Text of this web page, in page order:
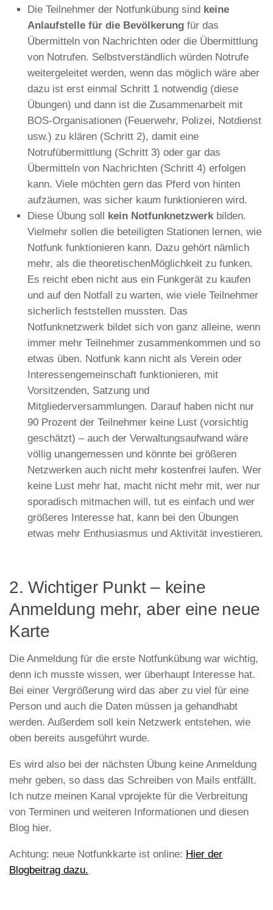
Die Teilnehmer der Notfunkübung sind keine
Anlaufstelle für die Bevölkerung für das
Übermitteln von Nachrichten oder die Übermittlung
von Notrufen. Selbstverständlich würden Notrufe
weitergeleitet werden, wenn das möglich wäre aber
dazu ist erst einmal Schritt 1 notwendig (diese
Übungen) und dann ist die Zusammenarbeit mit
BOS-Organisationen (Feuerwehr, Polizei, Notdienst
usw.) zu klären (Schritt 2), damit eine
Notrufübermittlung (Schritt 3) oder gar das
Übermitteln von Nachrichten (Schritt 4) erfolgen
kann. Viele möchten gern das Pferd von hinten
aufzäumen, was sicher kaum funktionieren wird.
Diese Übung soll kein Notfunknetzwerk bilden.
Vielmehr sollen die beteiligten Stationen lernen, wie
Notfunk funktionieren kann. Dazu gehört nämlich
mehr, als die theoretischenMöglichkeit zu funken.
Es reicht eben nicht aus ein Funkgerät zu kaufen
und auf den Notfall zu warten, wie viele Teilnehmer
sicherlich feststellen mussten. Das
Notfunknetzwerk bildet sich von ganz alleine, wenn
immer mehr Teilnehmer zusammenkommen und so
etwas üben. Notfunk kann nicht als Verein oder
Interessengemeinschaft funktionieren, mit
Vorsitzenden, Satzung und
Mitgliederversammlungen. Darauf haben nicht nur
90 Prozent der Teilnehmer keine Lust (vorsichtig
geschätzt) – auch der Verwaltungsaufwand wäre
völlig unangemessen und könnte bei größeren
Netzwerken auch nicht mehr kostenfrei laufen. Wer
keine Lust mehr hat, macht nicht mehr mit, wer nur
sporadisch mitmachen will, tut es einfach und wer
größeres Interesse hat, kann bei den Übungen
etwas mehr Enthusiasmus und Aktivität investieren.
2. Wichtiger Punkt – keine
Anmeldung mehr, aber eine neue
Karte
Die Anmeldung für die erste Notfunkübung war wichtig,
denn ich musste wissen, wer überhaupt Interesse hat.
Bei einer Vergrößerung wird das aber zu viel für eine
Person und auch die Daten müssen ja gehandhabt
werden. Außerdem soll kein Netzwerk entstehen, wie
oben bereits ausgeführt wurde.
Es wird also bei der nächsten Übung keine Anmeldung
mehr geben, so dass das Schreiben von Mails entfällt.
Ich nutze meinen Kanal vprojekte für die Verbreitung
von Terminen und weiteren Informationen und diesen
Blog hier.
Achtung: neue Notfunkkarte ist online: Hier der
Blogbeitrag dazu.